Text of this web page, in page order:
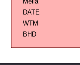
DATE
WTM
BHD